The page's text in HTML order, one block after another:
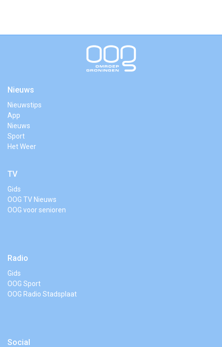
Nieuws
Nieuwstips
App
Nieuws
Sport
Het Weer
TV
Gids
OOG TV Nieuws
OOG voor senioren
Radio
Gids
OOG Sport
OOG Radio Stadsplaat
Social